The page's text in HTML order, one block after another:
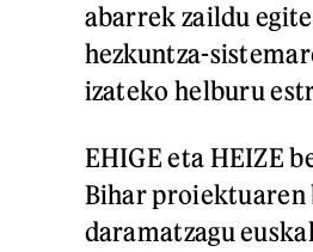
abarrek zaildu
hezkuntza-
izateko helburu
EHIGE eta HEIZE
Bihar proiektuaren
daramatzagu